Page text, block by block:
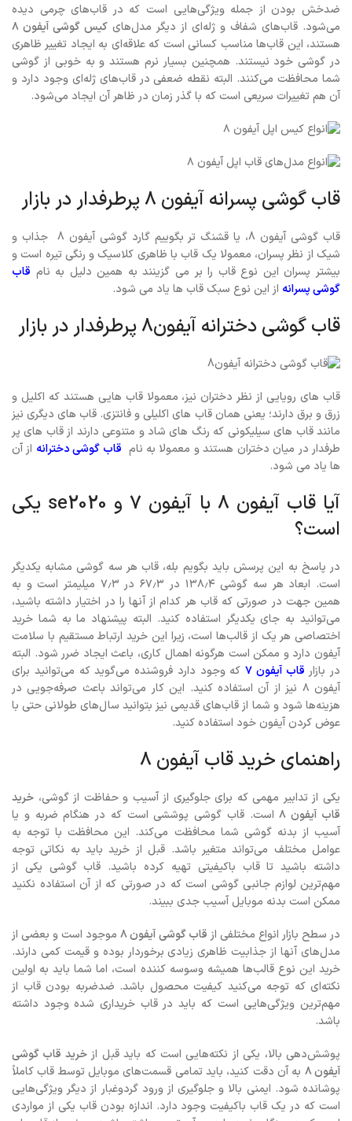
ضدخش بودن از جمله ویژگی‌هایی است که در قاب‌های چرمی دیده
می‌شود. قاب‌های شفاف و ژله‌ای از دیگر مدل‌های کیس گوشی آیفون ۸
هستند، این قاب‌ها مناسب کسانی است که علاقه‌ای به ایجاد تغییر ظاهری
در گوشی خود نیستند. همچنین بسیار نرم هستند و به خوبی از گوشی
شما محافظت می‌کنند. البته نقطه ضعفی در قاب‌های ژله‌ای وجود دارد و
آن هم تغییرات سریعی است که با گذر زمان در ظاهر آن ایجاد می‌شود.
قاب گوشی پسرانه آیفون 8 پرطرفدار در بازار
قاب گوشی آیفون 8، یا قشنگ تر بگوییم گارد گوشی آیفون 8 جذاب و
شیک از نظر پسران، معمولا یک قاب با ظاهری کلاسیک و رنگی تیره است و
بیشتر پسران این نوع قاب را بر می گزینند به همین دلیل به نام قاب
گوشی پسرانه از این نوع سبک قاب ها یاد می شود.
قاب گوشی دخترانه آیفون8 پرطرفدار در بازار
قاب های رویایی از نظر دختران نیز، معمولا قاب هایی هستند که اکلیل و
زرق و برق دارند؛ یعنی همان قاب های اکلیلی و فانتزی. قاب های دیگری نیز
مانند قاب های سیلیکونی که رنگ های شاد و متنوعی دارند از قاب های پر
طرفدار در میان دختران هستند و معمولا به نام قاب گوشی دخترانه از آن
ها یاد می شود.
آیا قاب آیفون ۸ با آیفون ۷ و se2020 یکی
است؟
در پاسخ به این پرسش باید بگویم بله، قاب هر سه گوشی مشابه یکدیگر
است. ابعاد هر سه گوشی ۱۳۸٫۴ در ۶۷٫۳ در ۷٫۳ میلیمتر است و به
همین جهت در صورتی که قاب هر کدام از آنها را در اختیار داشته باشید،
می‌توانید به جای یکدیگر استفاده کنید. البته پیشنهاد ما به شما خرید
اختصاصی هر یک از قالب‌ها است، زیرا این خرید ارتباط مستقیم با سلامت
آیفون دارد و ممکن است هرگونه اهمال کاری، باعث ایجاد ضرر شود. البته
در بازار قاب آیفون ۷
که وجود دارد فروشنده می‌گوید که می‌توانید برای
آیفون ۸ نیز از آن استفاده کنید. این کار می‌تواند باعث صرفه‌جویی در
هزینه‌ها شود و شما از قاب‌های قدیمی نیز بتوانید سال‌های طولانی حتی با
عوض کردن آیفون خود استفاده کنید.
راهنمای خرید قاب آیفون ۸
یکی از تدابیر مهمی که برای جلوگیری از آسیب و حفاظت از گوشی، خرید
قاب آیفون ۸
است. قاب گوشی پوششی است که در هنگام ضربه و یا
آسیب از بدنه گوشی شما محافظت می‌کند. این محافظت با توجه به
عوامل مختلف می‌تواند متغیر باشد. قبل از خرید باید به نکاتی توجه
داشته باشید تا قاب باکیفیتی تهیه کرده باشید. قاب گوشی یکی از
مهم‌ترین لوازم جانبی گوشی است که در صورتی که از آن استفاده نکنید
ممکن است بدنه موبایل آسیب جدی ببیند.
در سطح بازار انواع مختلفی از قاب گوشی آیفون ۸ موجود است و بعضی از
مدل‌های آنها از جذابیت ظاهری زیادی برخوردار بوده و قیمت کمی دارند.
خرید این نوع قالب‌ها همیشه وسوسه کننده است، اما شما باید به اولین
نکته‌ای که توجه می‌کنید کیفیت محصول باشد. ضدضربه بودن قاب از
مهم‌ترین ویژگی‌هایی است که باید در قاب خریداری شده وجود داشته
باشد.
پوشش‌دهی بالا، یکی از نکته‌هایی است که باید قبل ازخرید قاب گوشی
آیفون ۸
به آن دقت کنید، باید تمامی قسمت‌های موبایل توسط قاب کاملاً
پوشانده شود. ایمنی بالا و جلوگیری از ورود گردوغبار از دیگر ویژگی‌هایی
است که در یک قاب باکیفیت وجود دارد. اندازه بودن قاب یکی از مواردی